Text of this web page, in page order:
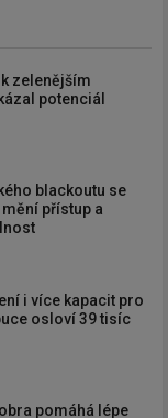
zelenějším
potenciál
blackoutu se
přístup a
i více kapacit pro
osloví 39 tisíc
pomáhá lépe